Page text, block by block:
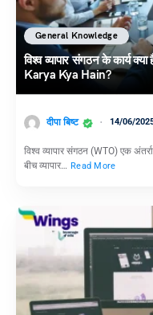
General Knowledge
विश्व व्यापार संगठन के कार्य
Karya Kya Hain?
दीपा बिष्ट 14/06/
विश्व व्यापार संगठन (WTO) एक
बीच व्यापार… Read More